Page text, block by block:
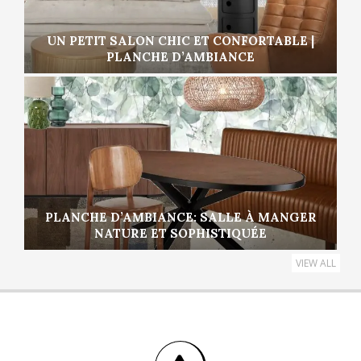
UN PETIT SALON CHIC ET CONFORTABLE |
PLANCHE D’AMBIANCE
PLANCHE D’AMBIANCE: SALLE À MANGER
NATURE ET SOPHISTIQUÉE
VIEW ALL